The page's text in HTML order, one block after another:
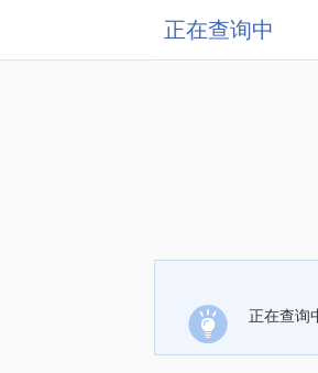
正在查询中
正在查询